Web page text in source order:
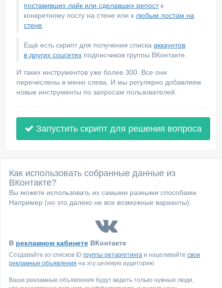
поставивших лайк или сделавших репостк
конкретному посту на стене или к любым постам на
стене
Ещё есть скрипт для получения списка аккаунтов
в других соцсетях подписчиков группы ВКонтакте.
И таких инструментов уже более 300. Все они
перечислены в меню слева. И мы регулярно добавляем
новые инструменты по запросам пользователей.
Запустить скрипт для решения вопроса
Как использовать собранные данные из
ВКонтакте?
Вы можете использовать их самыми разными способами.
Например (но это далеко не все возможные варианты):
В рекламном кабинете ВКонтакте
Создавайте из списков ID группы ретаргетинга и нацеливайте свои
рекламные объявления на эту целевую аудиторию
Ваши рекламные объявления будут видеть только нужные люди,